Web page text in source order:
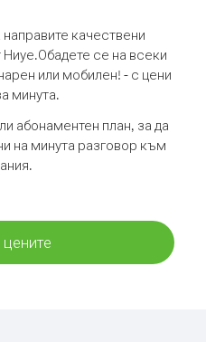
качествени
Ниуе.Обадете се на всеки
или мобилен! - с цени
минута.
абонаментен план, за да
на минута разговор към